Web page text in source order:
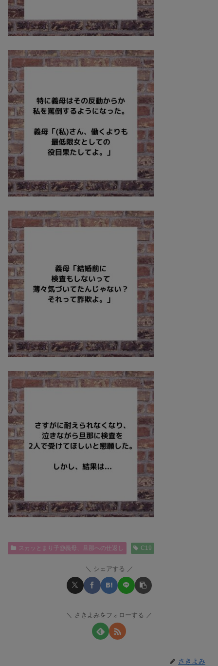
スカッとまり子@義母、旦那への仕返し C19
シェアする
さきよみをフォローする
さきよみ